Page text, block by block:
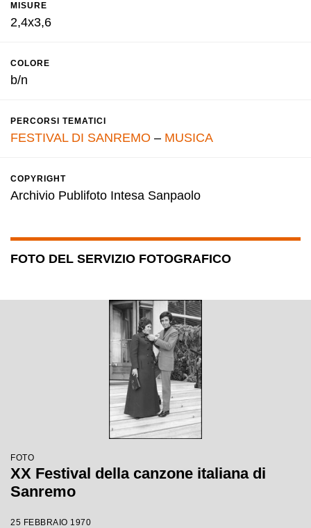
MISURE
2,4x3,6
COLORE
b/n
PERCORSI TEMATICI
FESTIVAL DI SANREMO – MUSICA
COPYRIGHT
Archivio Publifoto Intesa Sanpaolo
FOTO DEL SERVIZIO FOTOGRAFICO
FOTO
XX Festival della canzone italiana di
Sanremo
25 FEBBRAIO 1970